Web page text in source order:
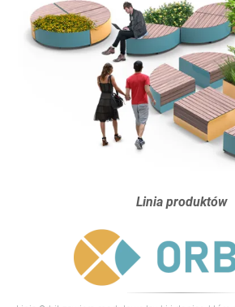
Linia produktów